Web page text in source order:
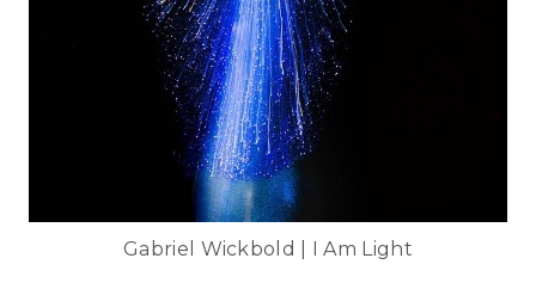
Gabriel Wickbold | I Am Light